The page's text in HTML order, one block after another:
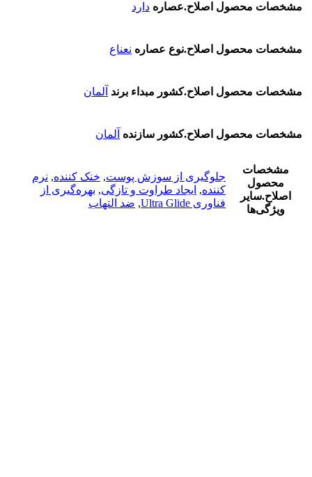
مشخصات محصول اصلاح.عصاره دارد
مشخصات محصول اصلاح.نوع عصاره نعناع
مشخصات محصول اصلاح.کشور مبداء برند آلمان
مشخصات محصول اصلاح.کشور سازنده آلمان
مشخصات
محصول
اصلاح.سایر
ویژگی‌ها
جلوگیری از سوزش پوست, خنک کننده, نرم
کننده, ایجاد طراوت و تازگی, بهره‌گیری از
فناوری Ultra Glide
, ضد التهاب